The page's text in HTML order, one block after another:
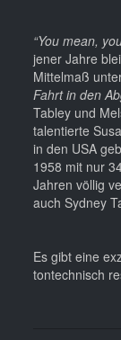
“You mean,
jener Jahre
Mittelmaß
Fahrt in den
Tabley und
talentierte
in den USA
1958 mit nur
Jahren völlig
auch Sydney
Es gibt eine
tontechnisch